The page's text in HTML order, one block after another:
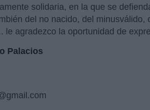
solidaria, en la que se
del no nacido, del minusválido,
le agradezco la oportunidad de
Palacios